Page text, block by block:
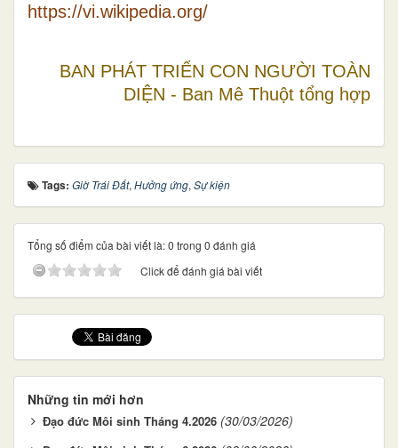
https://vi.wikipedia.org/
BAN PHÁT TRIỂN CON NGƯỜI TOÀN
DIỆN - Ban Mê Thuột tổng hợp
Tags: Giờ Trái Đất, Hưởng ứng, Sự kiện
Tổng số điểm của bài viết là: 0 trong 0 đánh giá
Click để đánh giá bài viết
Những tin mới hơn
Đạo đức Môi sinh Tháng 4.2026 (30/03/2026)